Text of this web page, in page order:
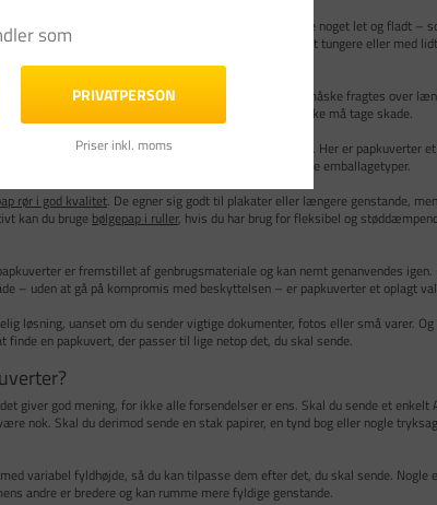
en forskel at vælge den rigtige papkuvert. Skal du sende noget let og fladt –
kuvert sagtens gøre jobbet. Skal du derimod sende noget tungere eller med
til indholdet.
transporteres. Skal den med posten, pakkebud eller måske fragtes over
bør din papkuvert være – især hvis det, du sender, ikke må tage skade.
en god idé at vælge en løsning med ekstra beskyttelse. Her er papkuverter
eller mere sarte ting, kan du også kigge på vores andre emballagetyper.
rør i god kvalitet. De egner sig godt til plakater eller længere genstande,
kan du bruge bølgepap i ruller, hvis du har brug for fleksibel og
er fremstillet af genbrugsmateriale og kan nemt genanvendes igen.
– uden at gå på kompromis med beskyttelsen – er papkuverter et oplagt
løsning, uanset om du sender vigtige dokumenter, fotos eller små varer.
finde en papkuvert, der passer til lige netop det, du skal sende.
giver god mening, for ikke alle forsendelser er ens. Skal du sende et enkelt
nok. Skal du derimod sende en stak papirer, en tynd bog eller nogle
variabel fyldhøjde, så du kan tilpasse dem efter det, du skal sende. Nogle
andre er bredere og kan rumme mere fyldige genstande.
som
PRIVATPERSON
Priser inkl. moms